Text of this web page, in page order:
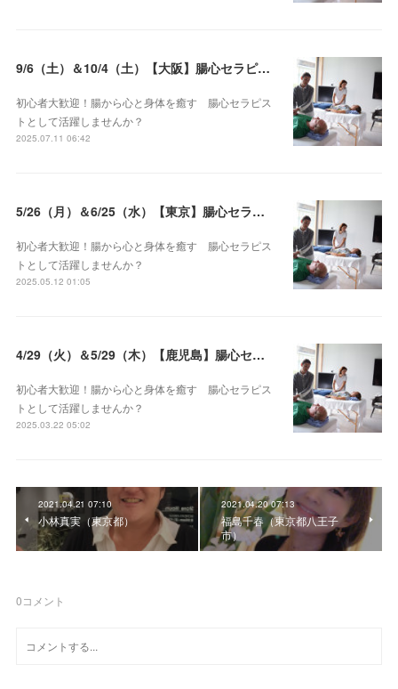
9/6（土）＆10/4（土）【大阪】腸心セラピスト養成コース《２日間コース》開講決定
初心者大歓迎！腸から心と身体を癒す 腸心セラピス
トとして活躍しませんか？
2025.07.11 06:42
5/26（月）＆6/25（水）【東京】腸心セラピスト養成コース《２日間コース》開講決定
初心者大歓迎！腸から心と身体を癒す 腸心セラピス
トとして活躍しませんか？
2025.05.12 01:05
4/29（火）＆5/29（木）【鹿児島】腸心セラピスト養成コース《２日間コース》開講決定
初心者大歓迎！腸から心と身体を癒す 腸心セラピス
トとして活躍しませんか？
2025.03.22 05:02
2021.04.21 07:10
小林真実（東京都）
2021.04.20 07:13
福島千春（東京都八王子
市）
0コメント